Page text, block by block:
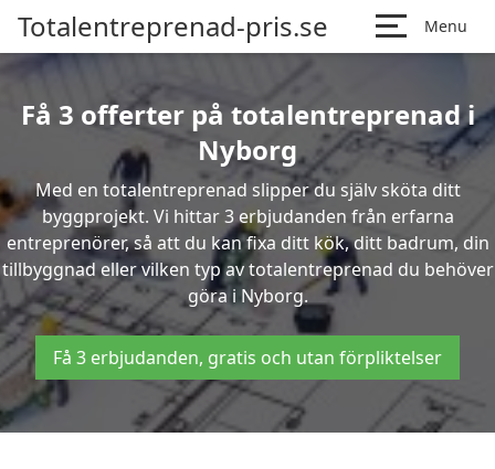
Totalentreprenad-pris.se Menu
Få 3 offerter på totalentreprenad i
Nyborg
Med en totalentreprenad slipper du själv sköta ditt
byggprojekt. Vi hittar 3 erbjudanden från erfarna
entreprenörer, så att du kan fixa ditt kök, ditt badrum, din
tillbyggnad eller vilken typ av totalentreprenad du behöver
göra i Nyborg.
Få 3 erbjudanden, gratis och utan förpliktelser